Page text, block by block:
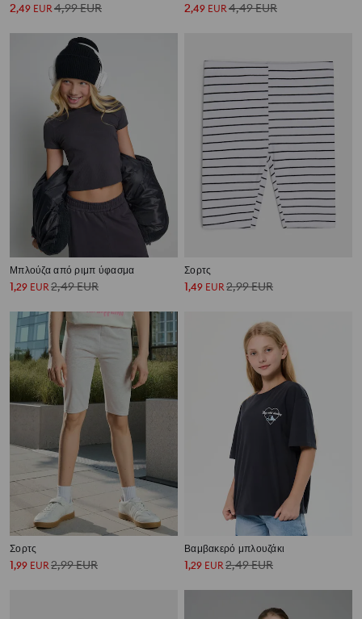
2,49 EUR4,99EUR 2,49 EUR4,49EUR
Μπλούζα από ριμπ ύφασμα
1,29 EUR2,49EUR
Σορτς
1,49 EUR2,99EUR
Σορτς
1,99 EUR 2,99EUR
Βαμβακερό μπλουζάκι
1,29 EUR 2,49EUR